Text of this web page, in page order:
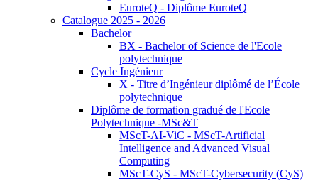
EuroteQ - Diplôme EuroteQ
Catalogue 2025 - 2026
Bachelor
BX - Bachelor of Science de l'Ecole
polytechnique
Cycle Ingénieur
X - Titre d’Ingénieur diplômé de l’École
polytechnique
Diplôme de formation gradué de l'Ecole
Polytechnique -MSc&T
MScT-AI-ViC - MScT-Artificial
Intelligence and Advanced Visual
Computing
MScT-CyS - MScT-Cybersecurity (CyS)